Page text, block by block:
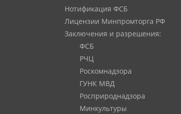
Нотификация ФСБ
Лицензии Минпромторга РФ
Заключения и разрешения:
ФСБ
РЧЦ
Роскомнадзора
ГУНК МВД
Росприроднадзора
Минкультуры